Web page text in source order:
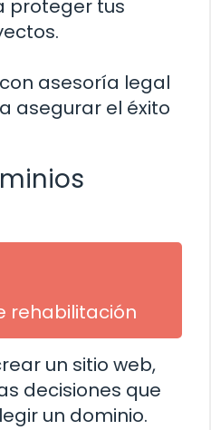
proteger tus
asesoría legal
asegurar el éxito
rehabilitación
un sitio web,
decisiones que
un dominio.